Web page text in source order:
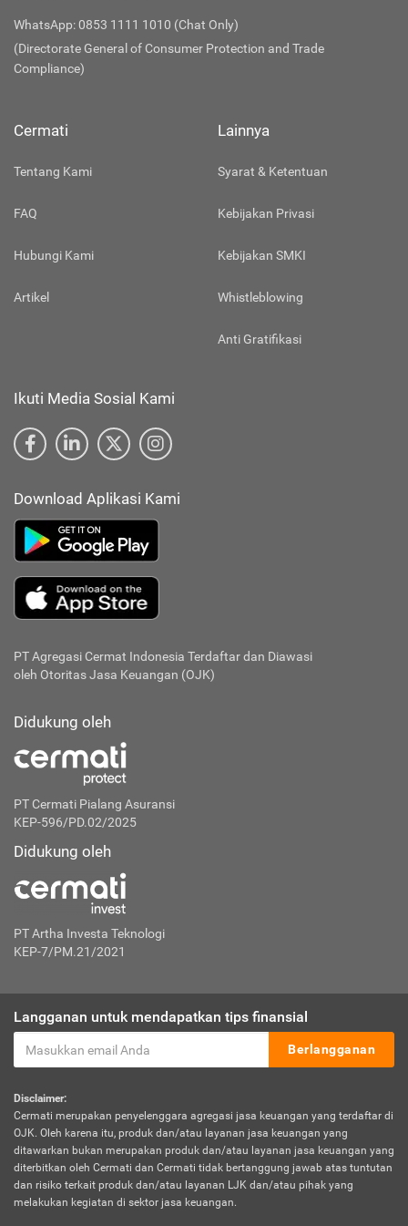
WhatsApp: 0853 1111 1010 (Chat Only)
(Directorate General of Consumer Protection and Trade
Compliance)
Cermati
Tentang Kami
FAQ
Hubungi Kami
Artikel
Lainnya
Syarat & Ketentuan
Kebijakan Privasi
Kebijakan SMKI
Whistleblowing
Anti Gratifikasi
Ikuti Media Sosial Kami
Download Aplikasi Kami
PT Agregasi Cermat Indonesia Terdaftar dan Diawasi
oleh Otoritas Jasa Keuangan (OJK)
Didukung oleh
PT Cermati Pialang Asuransi
KEP-596/PD.02/2025
Didukung oleh
PT Artha Investa Teknologi
KEP-7/PM.21/2021
Langganan untuk mendapatkan tips finansial
Berlangganan
Disclaimer:
Cermati merupakan penyelenggara agregasi jasa keuangan yang terdaftar di
OJK. Oleh karena itu, produk dan/atau layanan jasa keuangan yang
ditawarkan bukan merupakan produk dan/atau layanan jasa keuangan yang
diterbitkan oleh Cermati dan Cermati tidak bertanggung jawab atas tuntutan
dan risiko terkait produk dan/atau layanan LJK dan/atau pihak yang
melakukan kegiatan di sektor jasa keuangan.